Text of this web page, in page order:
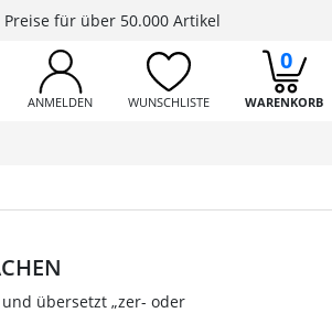
Preise für über 50.000 Artikel
ANMELDEN WUNSCHLISTE WARENKORB
0
STARTEN
übersetzt „zer- oder